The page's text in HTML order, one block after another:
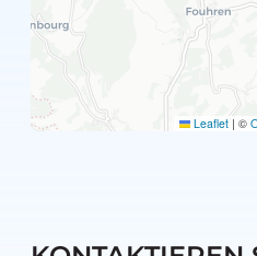
Leaflet | ©